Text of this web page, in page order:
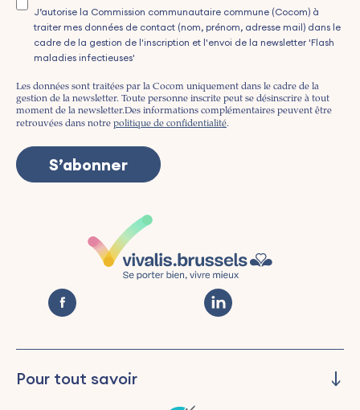
J’autorise la Commission communautaire commune (Cocom) à
traiter mes données de contact (nom, prénom, adresse mail) dans le
cadre de la gestion de l'inscription et l'envoi de la newsletter 'Flash
maladies infectieuses'
Les données sont traitées par la Cocom uniquement dans le cadre de la
gestion de la newsletter. Toute personne inscrite peut se désinscrire à tout
moment de la newsletter.Des informations complémentaires peuvent être
retrouvées dans notre politique de confidentialité.
Pour tout savoir